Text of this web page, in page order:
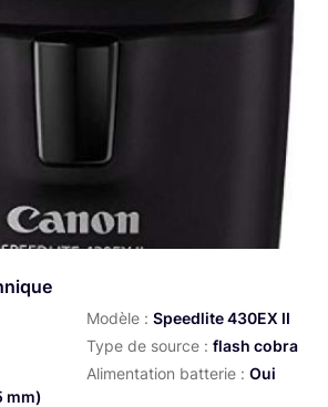
Modèle : Speedlite 430EX II
Type de source : flash cobra
mm)
Alimentation batterie : Oui